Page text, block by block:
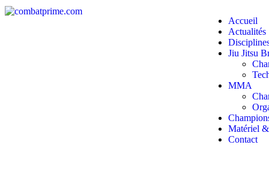
Accueil
Actualités
Jiu Jitsu
MMA
Matériel
Contact